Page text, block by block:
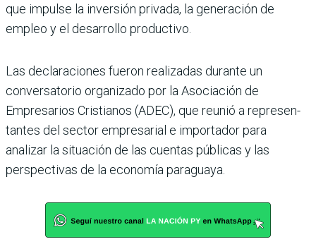
que impulse la inversión privada, la gene­ración de
empleo y el desarro­llo productivo.
Las declaraciones fueron rea­lizadas durante un
conversa­torio organizado por la Asocia­ción de
Empresarios Cristianos (ADEC), que reunió a represen­
tantes del sector empresarial e importador para
analizar la situación de las cuentas públi­cas y las
perspectivas de la eco­nomía paraguaya.